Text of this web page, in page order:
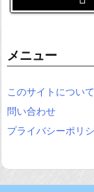
メニュー
このサイトについて
問い合わせ
プライバシーポリ